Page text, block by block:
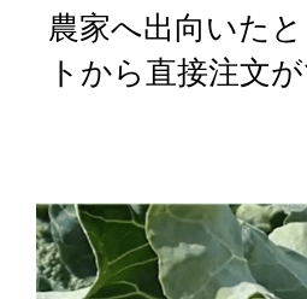
農家へ出向いた
トから直接注⽂